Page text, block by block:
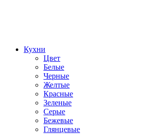
Кухни
Цвет
Белые
Черные
Желтые
Красные
Зеленые
Серые
Бежевые
Глянцевые